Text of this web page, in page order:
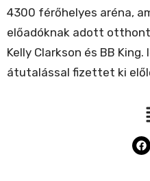
4300 férőhelyes aréna,
előadóknak adott
Kelly Clarkson és BB
átutalással fizettet ki